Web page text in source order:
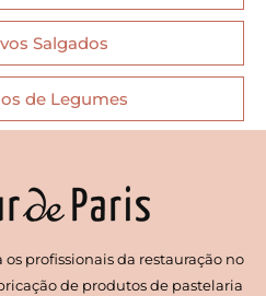
Salgados
de Legumes
profissionais da restauração no
de produtos de pastelaria